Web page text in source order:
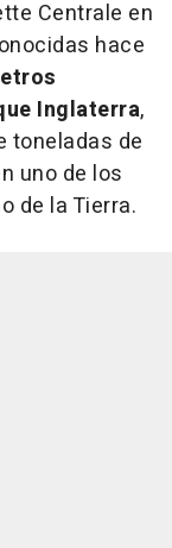
Centrale en
hace
Inglaterra,
toneladas de
uno de los
de la Tierra.